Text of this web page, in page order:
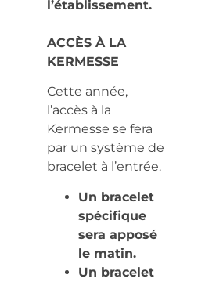
l’établissement.
ACCÈS À LA
KERMESSE
Cette année,
l’accès à la
Kermesse se fera
par un système de
bracelet à l’entrée.
Un bracelet
spécifique
sera apposé
le matin.
Un bracelet